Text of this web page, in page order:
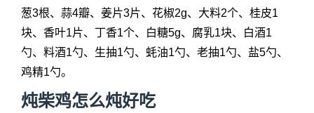
葱3根、蒜4瓣、姜片3片、花椒2g、大料2个、桂皮1
块、香叶1片、丁香1个、白糖5g、腐乳1块、白酒1
勺、料酒1勺、生抽1勺、蚝油1勺、老抽1勺、盐5勺、
鸡精1勺。
炖柴鸡怎么炖好吃